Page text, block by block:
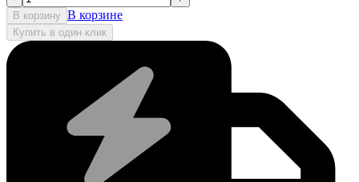
В корзину В корзине
Купить в один клик